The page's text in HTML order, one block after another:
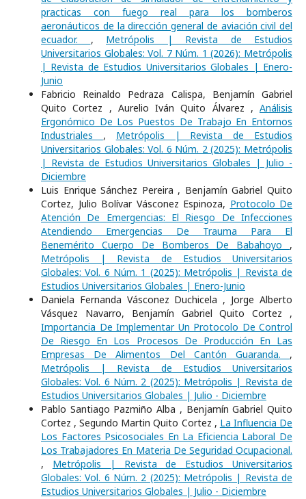
practicas con fuego real para los bomberos
aeronáuticos de la dirección general de aviación civil del
ecuador. , Metrópolis | Revista de Estudios
Universitarios Globales: Vol. 7 Núm. 1 (2026): Metrópolis
| Revista de Estudios Universitarios Globales | Enero-
Junio
Fabricio Reinaldo Pedraza Calispa, Benjamín Gabriel
Quito Cortez , Aurelio Iván Quito Álvarez , Análisis
Ergonómico De Los Puestos De Trabajo En Entornos
Industriales , Metrópolis | Revista de Estudios
Universitarios Globales: Vol. 6 Núm. 2 (2025): Metrópolis
| Revista de Estudios Universitarios Globales | Julio -
Diciembre
Luis Enrique Sánchez Pereira , Benjamín Gabriel Quito
Cortez, Julio Bolívar Vásconez Espinoza, Protocolo De
Atención De Emergencias: El Riesgo De Infecciones
Atendiendo Emergencias De Trauma Para El
Benemérito Cuerpo De Bomberos De Babahoyo ,
Metrópolis | Revista de Estudios Universitarios
Globales: Vol. 6 Núm. 1 (2025): Metrópolis | Revista de
Estudios Universitarios Globales | Enero-Junio
Daniela Fernanda Vásconez Duchicela , Jorge Alberto
Vásquez Navarro, Benjamín Gabriel Quito Cortez ,
Importancia De Implementar Un Protocolo De Control
De Riesgo En Los Procesos De Producción En Las
Empresas De Alimentos Del Cantón Guaranda. ,
Metrópolis | Revista de Estudios Universitarios
Globales: Vol. 6 Núm. 2 (2025): Metrópolis | Revista de
Estudios Universitarios Globales | Julio - Diciembre
Pablo Santiago Pazmiño Alba , Benjamín Gabriel Quito
Cortez , Segundo Martin Quito Cortez , La Influencia De
Los Factores Psicosociales En La Eficiencia Laboral De
Los Trabajadores En Materia De Seguridad Ocupacional.
, Metrópolis | Revista de Estudios Universitarios
Globales: Vol. 6 Núm. 2 (2025): Metrópolis | Revista de
Estudios Universitarios Globales | Julio - Diciembre